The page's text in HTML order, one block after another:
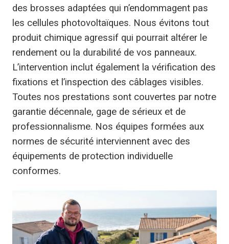
des brosses adaptées qui n’endommagent pas
les cellules photovoltaïques. Nous évitons tout
produit chimique agressif qui pourrait altérer le
rendement ou la durabilité de vos panneaux.
L’intervention inclut également la vérification des
fixations et l’inspection des câblages visibles.
Toutes nos prestations sont couvertes par notre
garantie décennale, gage de sérieux et de
professionnalisme. Nos équipes formées aux
normes de sécurité interviennent avec des
équipements de protection individuelle
conformes.